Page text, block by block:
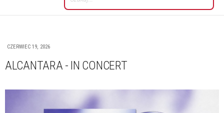
CZERWIEC 19, 2026
ALCANTARA - IN CONCERT